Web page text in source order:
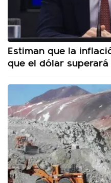
Estiman que la
que el dólar